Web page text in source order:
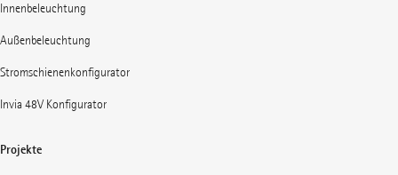
Innenbeleuchtung
Außenbeleuchtung
Stromschienenkonfigurator
Invia 48V Konfigurator
Projekte